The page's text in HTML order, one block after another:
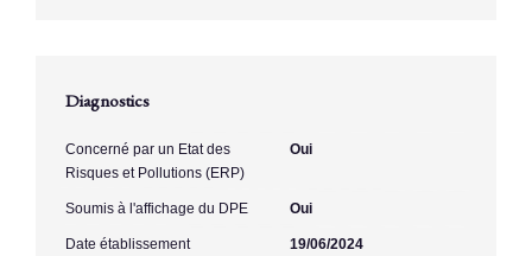
Diagnostics
Concerné par un Etat des
Risques et Pollutions (ERP)
Oui
Soumis à l'affichage du DPE Oui
Date établissement
19/06/2024